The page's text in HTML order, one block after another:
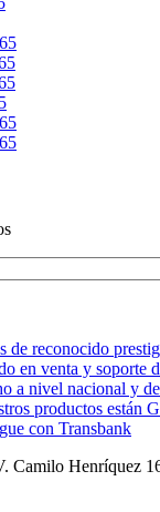
de reconocido
en venta y soporte
a nivel nacional y
productos están
con Transbank
Camilo Henríquez